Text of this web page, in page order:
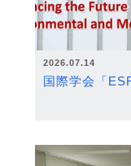
2026.07.14
国際学会「